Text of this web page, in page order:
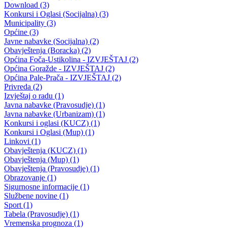
JAVNI OGLAS za izbor i imenovanje predsjednika i članova
Upravnog odbora JU Centar za socijalni rad BPK Goražde
25.08.2021